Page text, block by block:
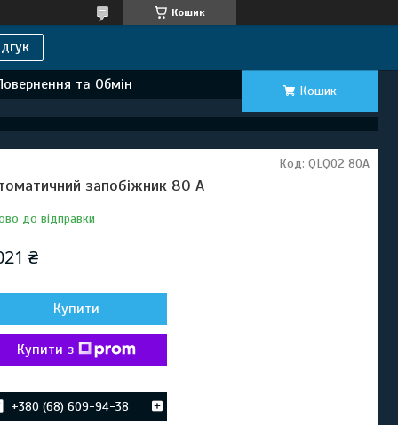
Кошик
та Обмін Кошик
запобіжник 80 А
до відправки
Код: QLQ02 80A
₴
Купити
Купити з
+380 (68) 609-94-38